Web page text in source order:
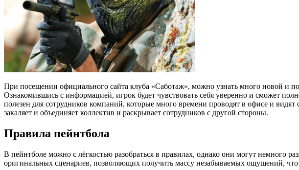
При посещении официального сайта клуба «Саботаж», можно узнать много новой и полезной информации, как для новичков, так и профессиональных любителей игры в пейнтбол.
Ознакомившись с информацией, игрок будет чувствовать себя уверенно и сможет
полезен для сотрудников компаний, которые много времени проводят в офисе и видят
закаляет и объединяет коллектив и раскрывает сотрудников с другой стороны.
Правила пейнтбола
В пейнтболе можно с лёгкостью разобраться в правилах, однако они могут немного
оригинальных сценариев, позволяющих получить массу незабываемых ощущений,